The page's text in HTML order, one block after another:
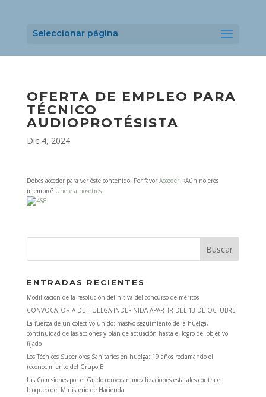
Seleccionar página
OFERTA DE EMPLEO PARA
TÉCNICO
AUDIOPROTÉSISTA
Dic 4, 2024
Debes acceder para ver éste contenido. Por favor Acceder. ¿Aún no eres
miembro? Únete a nosotros
ENTRADAS RECIENTES
Modificación de la resolución definitiva del concurso de méritos
CONVOCATORIA DE HUELGA INDEFINIDA APARTIR DEL 13 DE OCTUBRE
La fuerza de un colectivo unido: masivo seguimiento de la huelga,
continuidad de las acciones y plan de actuación hasta el logro del objetivo
fijado
Los Técnicos Superiores Sanitarios en huelga: 19 años reclamando el
reconocimiento del Grupo B
Las Comisiones por el Grado convocan movilizaciones estatales contra el
bloqueo del Ministerio de Hacienda